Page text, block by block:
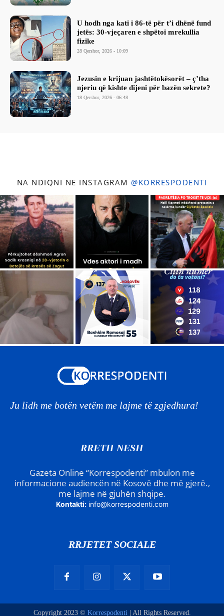
​U hodh nga kati i 86-të për t’i dhënë fund
jetës: 30-vjeçaren e shpëtoi mrekullia
fizike
28 Qershor, 2026 - 10:09
Jezusin e krijuan jashtëtokësorët – ç’tha
njeriu që kishte dijeni për bazën sekrete?
18 Qershor, 2026 - 06:48
NA NDIQNI NË INSTAGRAM @KORRESPODENTI
Ju lidh me botën vetëm me lajme të zgjedhura!
RRETH NESH
Gazeta Online “Korrespodenti” mbulon me
informacione audiencën në Kosovë dhe më gjerë.,
me lajme në gjuhën shqipe.
Kontakti: info@korrespodenti.com
RRJETET SOCIALE
Copyright 2023 © Korrespodenti | All Rights Reserved.